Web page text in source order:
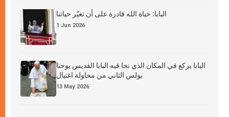
البابا: حياة الله قادرة على أن تغيّر حياتنا
1 Jun 2026
البابا يركع في المكان الذي نجا فيه البابا القديس يوحنا
بولس الثاني من محاولة اغتيال
13 May 2026